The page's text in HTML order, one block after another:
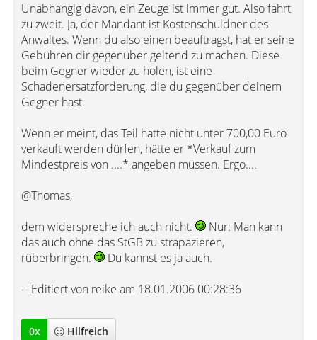
Unabhängig davon, ein Zeuge ist immer gut. Also fahrt
zu zweit. Ja, der Mandant ist Kostenschuldner des
Anwaltes. Wenn du also einen beauftragst, hat er seine
Gebühren dir gegenüber geltend zu machen. Diese
beim Gegner wieder zu holen, ist eine
Schadenersatzforderung, die du gegenüber deinem
Gegner hast.
Wenn er meint, das Teil hätte nicht unter 700,00 Euro
verkauft werden dürfen, hätte er *Verkauf zum
Mindestpreis von ....* angeben müssen. Ergo....
@Thomas,
dem widerspreche ich auch nicht.
Nur: Man kann
das auch ohne das StGB zu strapazieren,
rüberbringen.
Du kannst es ja auch.
-- Editiert von reike am 18.01.2006 00:28:36
0x Hilfreich